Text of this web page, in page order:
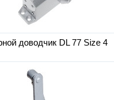
доводчик DL 77 Size 4